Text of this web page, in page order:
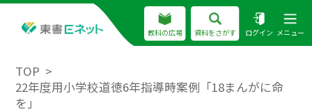
教科の広場 資料をさがす ログイン メニュー
TOP
22年度用小学校道徳6年指導時案例「18まんがに命
を」